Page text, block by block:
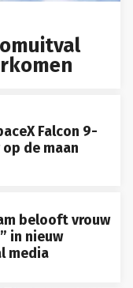
Falcon 9-
de maan
belooft vrouw
in nieuw
media